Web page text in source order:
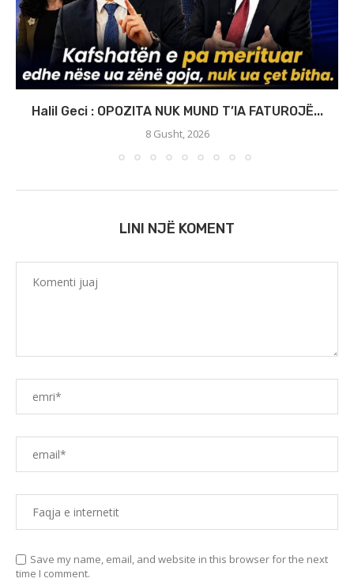
Halil Geci : OPOZITA NUK MUND T’IA FATUROJË...
8 Gusht, 2026
LINI NJË KOMENT
Save my name, email, and website in this browser for the next
time I comment.